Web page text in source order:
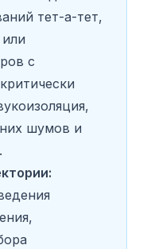
тет-а-тет,
с
шумов и